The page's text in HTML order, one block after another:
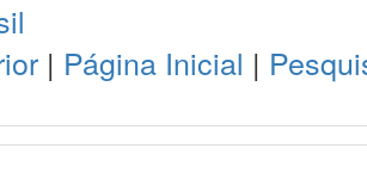
| Página Inicial |